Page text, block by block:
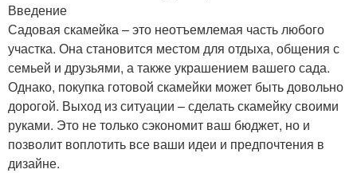
Введение
Садовая скамейка – это неотъемлемая часть любого
участка. Она становится местом для отдыха, общения с
семьей и друзьями, а также украшением вашего сада.
Однако, покупка готовой скамейки может быть довольно
дорогой. Выход из ситуации – сделать скамейку своими
руками. Это не только сэкономит ваш бюджет, но и
позволит воплотить все ваши идеи и предпочтения в
дизайне.